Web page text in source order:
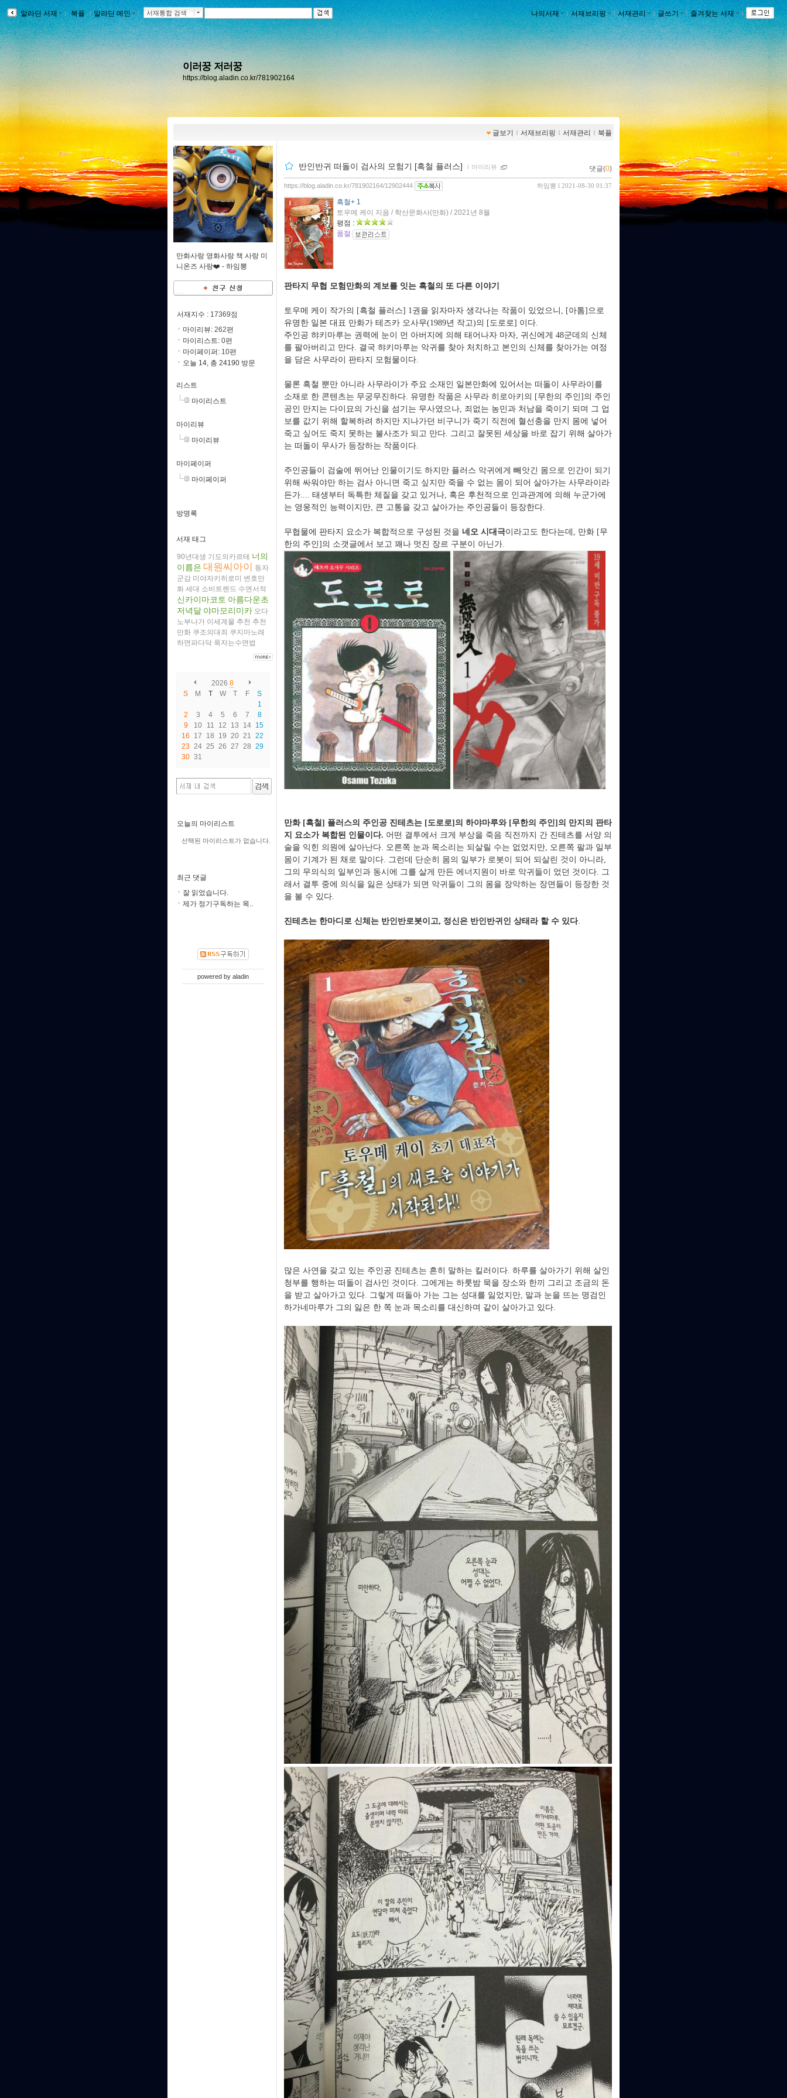
알라딘 서재 ｌ 북플ｌ알라딘 메인 ｌ 서재통합 검색 나의서재 ｌ서재브리핑 ｌ서재관리 ｌ글쓰기 ｌ즐겨찾는 서재 ｌ
이러꿍 저러꿍
https://blog.aladin.co.kr/781902164
글보기 ｌ 서재브리핑 ｌ 서재관리 ｌ 북플
만화사랑 영화사랑 책 사랑 미
니온즈 사랑❤️ - 하임뽕
서재지수 : 17369점
마이리뷰: 262편
마이리스트: 0편
마이페이퍼: 10편
오늘 14, 총 24190 방문
리스트
마이리스트
마이리뷰
마이리뷰
마이페이퍼
마이페이퍼
방명록
서재 태그
90년대생 기도의카르테 너의
이름은 대원씨아이 동자
군감 미야자키히로미 변호만
화 세대 소비트렌드 수면서적
신카이마코토 아름다운초
저녁달 야마모리미카 오다
노부나가 이세계물 추천 추천
만화 쿠조의대죄 쿠지마노래
하면파다닥 푹자는수면법
2026 8
S
M T W T F
S
1
2
3 4 5 6 7
8
9
10 11 12 13 14 15
16
17 18 19 20 21
22
23 24 25 26 27 28 29
30 31
오늘의 마이리스트
선택된 마이리스트가 없습니다.
최근 댓글
잘 읽었습니다.
제가 정기구독하는 목..
powered by aladin
반인반귀 떠돌이 검사의 모험기 [흑철 플러스] ｌ 마이리뷰 댓글(0)
하임뽕 l 2021-08-30 01:37
https://blog.aladin.co.kr/781902164/12902444
흑철+ 1
토우메 케이 지음 / 학산문화사(만화) / 2021년 8월
평점 :
품절
판타지 무협 모험만화의 계보를 잇는 흑철의 또 다른 이야기
토우메 케이 작가의 [흑철 플러스] 1권을 읽자마자 생각나는 작품이 있었으니, [아톰]으로
유명한 일본 대표 만화가 테즈카 오사무(1989년 작고)의 [도로로] 이다.
주인공 햐키마루는 권력에 눈이 먼 아버지에 의해 태어나자 마자, 귀신에게 48군데의 신체
를 팔아버리고 만다. 결국 햐키마루는 악귀를 찾아 처치하고 본인의 신체를 찾아가는 여정
을 담은 사무라이 판타지 모험물이다.
물론 흑철 뿐만 아니라 사무라이가 주요 소재인 일본만화에 있어서는 떠돌이 사무라이를
소재로 한 콘텐츠는 무궁무진하다. 유명한 작품은 사무라 히로아키의 [무한의 주인]의 주인
공인 만지는 다이묘의 가신을 섬기는 무사였으나, 죄없는 농민과 처남을 죽이기 되며 그 업
보를 값기 위해 할복하려 하지만 지나가던 비구니가 죽기 직전에 혈선충을 만지 몸에 넣어
죽고 싶어도 죽지 못하는 불사조가 되고 만다. 그리고 잘못된 세상을 바로 잡기 위해 살아가
는 떠돌이 무사가 등장하는 작품이다.
주인공들이 검술에 뛰어난 인물이기도 하지만 플러스 악귀에게 빼앗긴 몸으로 인간이 되기
위해 싸워야만 하는 검사 아니면 죽고 싶지만 죽을 수 없는 몸이 되어 살아가는 사무라이라
든가.... 태생부터 독특한 체질을 갖고 있거나, 혹은 후천적으로 인과관계에 의해 누군가에
는 영웅적인 능력이지만, 큰 고통을 갖고 살아가는 주인공들이 등장한다.
무협물에 판타지 요소가 복합적으로 구성된 것을 네오 시대극이라고도 한다는데, 만화 [무
한의 주인]의 소갯글에서 보고 꽤나 멋진 장르 구분이 아닌가.
만화 [흑철] 플러스의 주인공 진테츠는 [도로로]의 하야마루와 [무한의 주인]의 만지의 판타
지 요소가 복합된 인물이다.​ 어떤 결투에서 크게 부상을 죽음 직전까지 간 진테츠를 서양 의
술을 익힌 의원에 살아난다. 오른쪽 눈과 목소리는 되살릴 수는 없었지만, 오른쪽 팔과 일부
몸이 기계가 된 채로 말이다. 그런데 단순히 몸의 일부가 로봇이 되어 되살린 것이 아니라,
그의 무의식의 일부인과 동시에 그를 살게 만든 에너지원이 바로 악귀들이 었던 것이다. 그
래서 결투 중에 의식을 잃은 상태가 되면 악귀들이 그의 몸을 장악하는 장면들이 등장한 것
을 볼 수 있다.
진테츠는 한마디로 신체는 반인반로봇이고, 정신은 반인반귀인 상태라 할 수 있다.
많은 사연을 갖고 있는 주인공 진테츠는 흔히 말하는 킬러이다. 하루를 살아가기 위해 살인
청부를 행하는 떠돌이 검사인 것이다. 그에게는 하룻밤 묵을 장소와 한끼 그리고 조금의 돈
을 받고 살아가고 있다. 그렇게 떠돌아 가는 그는 성대를 잃었지만, 말과 눈을 뜨는 명검인
하가네마루가 그의 잃은 한 쪽 눈과 목소리를 대신하며 같이 살아가고 있다.